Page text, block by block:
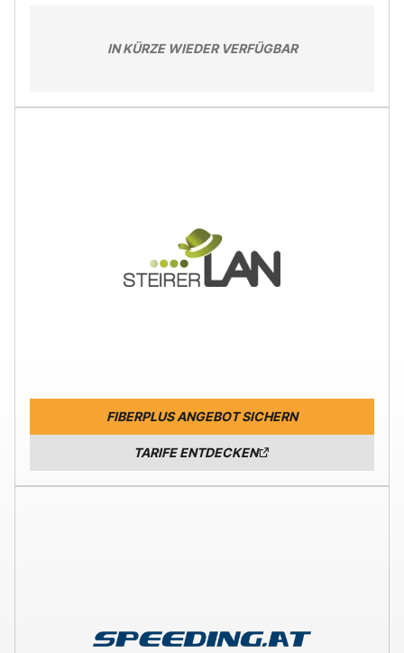
IN KÜRZE WIEDER VERFÜGBAR
FIBERPLUS ANGEBOT SICHERN
TARIFE ENTDECKEN